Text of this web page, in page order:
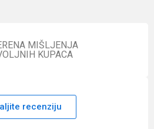
MIŠLJENJA
KUPACA
recenziju